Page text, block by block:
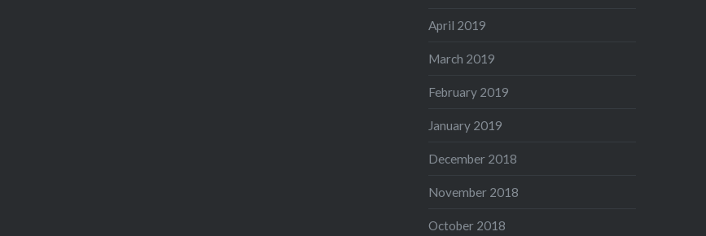
April 2019
March 2019
February 2019
January 2019
December 2018
November 2018
October 2018